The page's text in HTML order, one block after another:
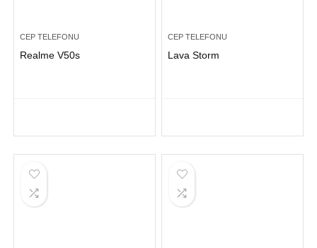
CEP TELEFONU
Realme V50s
CEP TELEFONU
Lava Storm